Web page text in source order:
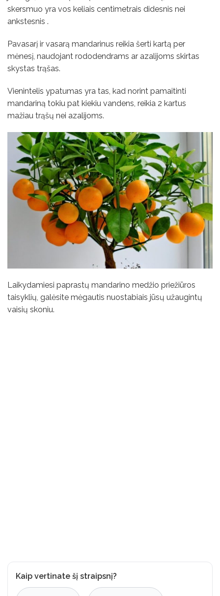
skersmuo yra vos keliais centimetrais didesnis nei
ankstesnis .
Pavasarį ir vasarą mandarinus reikia šerti kartą per
mėnesį, naudojant rododendrams ar azalijoms skirtas
skystas trąšas.
Vienintelis ypatumas yra tas, kad norint pamaitinti
mandariną tokiu pat kiekiu vandens, reikia 2 kartus
mažiau trąšų nei azalijoms.
Laikydamiesi paprastų mandarino medžio priežiūros
taisyklių, galėsite mėgautis nuostabiais jūsų užaugintų
vaisių skoniu.
Kaip vertinate šį straipsnį?